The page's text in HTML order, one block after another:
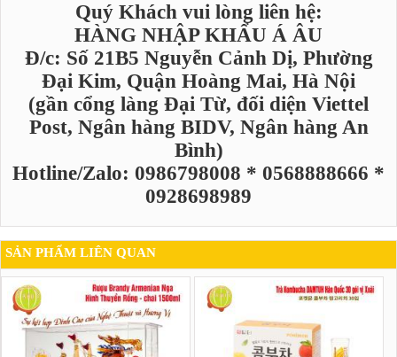
Quý Khách vui lòng liên hệ:
HÀNG NHẬP KHẨU Á ÂU
Đ/c: Số 21B5 Nguyễn Cảnh Dị, Phường
Đại Kim, Quận Hoàng Mai, Hà Nội
(gần cổng làng Đại Từ, đối diện Viettel
Post, Ngân hàng BIDV, Ngân hàng An
Bình)
Hotline/Zalo: 0986798008 * 0568888666 *
0928698989
SẢN PHẨM LIÊN QUAN